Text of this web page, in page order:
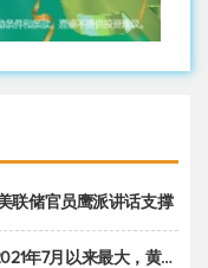
联储官员鹰派讲话支撑
黄金期货投机性净多头头寸减少